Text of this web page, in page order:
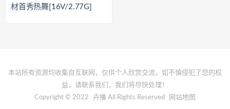
材首秀热舞[16V/2.77G]
本站所有资源均收集自互联网，仅供个人欣赏交流，如不慎侵犯了您的权
益，请联系我们，我们将尽快处理！
Copyright © 2022
卉播 All Rights Reserved 网站地图